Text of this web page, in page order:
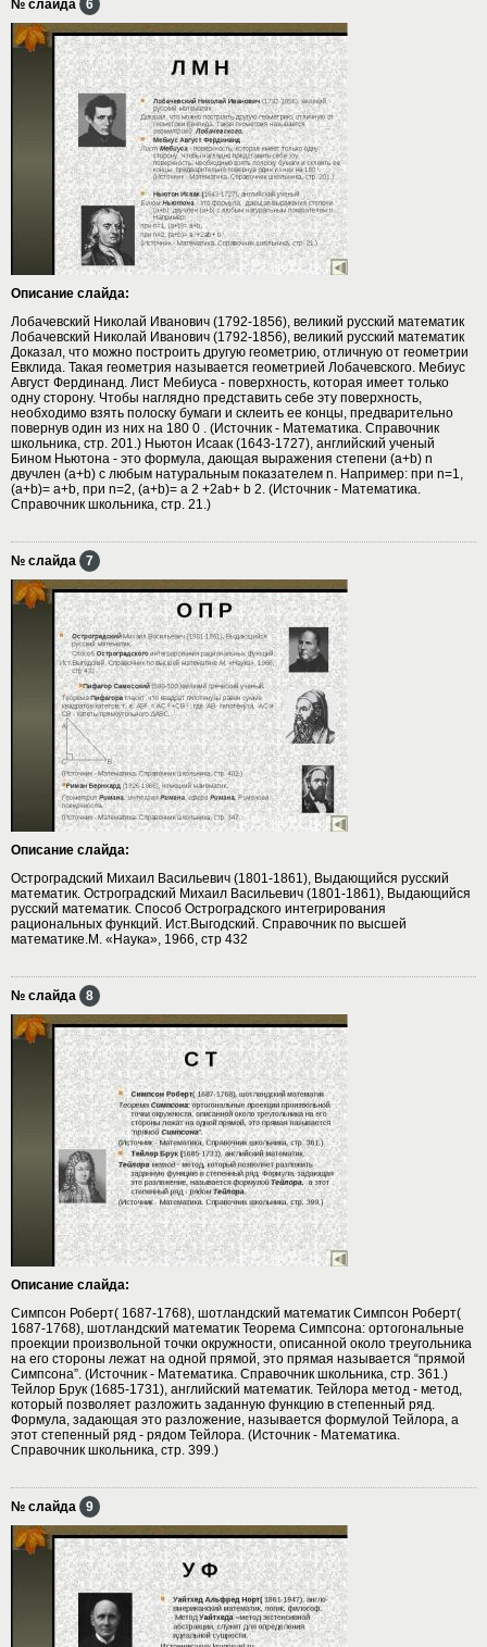
№ слайда 6
Описание слайда:
Лобачевский Николай Иванович (1792-1856), великий русский математик
Лобачевский Николай Иванович (1792-1856), великий русский математик
Доказал, что можно построить другую геометрию, отличную от геометрии
Евклида. Такая геометрия называется геометрией Лобачевского. Мебиус
Август Фердинанд. Лист Мебиуса - поверхность, которая имеет только
одну сторону. Чтобы наглядно представить себе эту поверхность,
необходимо взять полоску бумаги и склеить ее концы, предварительно
повернув один из них на 180 0 . (Источник - Математика. Справочник
школьника, стр. 201.) Ньютон Исаак (1643-1727), английский ученый
Бином Ньютона - это формула, дающая выражения степени (a+b) n
двучлен (a+b) с любым натуральным показателем n. Например: при n=1,
(a+b)= a+b, при n=2, (a+b)= a 2 +2ab+ b 2. (Источник - Математика.
Справочник школьника, стр. 21.)
№ слайда 7
Описание слайда:
Остроградский Михаил Васильевич (1801-1861), Выдающийся русский
математик. Остроградский Михаил Васильевич (1801-1861), Выдающийся
русский математик. Способ Остроградского интегрирования
рациональных функций. Ист.Выгодский. Справочник по высшей
математике.М. «Наука», 1966, стр 432
№ слайда 8
Описание слайда:
Симпсон Роберт( 1687-1768), шотландский математик Симпсон Роберт(
1687-1768), шотландский математик Теорема Симпсона: ортогональные
проекции произвольной точки окружности, описанной около треугольника
на его стороны лежат на одной прямой, это прямая называется “прямой
Симпсона”. (Источник - Математика. Справочник школьника, стр. 361.)
Тейлор Брук (1685-1731), английский математик. Тейлора метод - метод,
который позволяет разложить заданную функцию в степенный ряд.
Формула, задающая это разложение, называется формулой Тейлора, а
этот степенный ряд - рядом Тейлора. (Источник - Математика.
Справочник школьника, стр. 399.)
№ слайда 9